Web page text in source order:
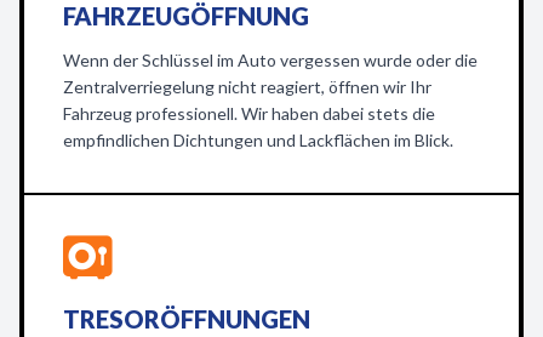
FAHRZEUGÖFFNUNG
Wenn der Schlüssel im Auto vergessen wurde oder die
Zentralverriegelung nicht reagiert, öffnen wir Ihr
Fahrzeug professionell. Wir haben dabei stets die
empfindlichen Dichtungen und Lackflächen im Blick.
TRESORÖFFNUNGEN